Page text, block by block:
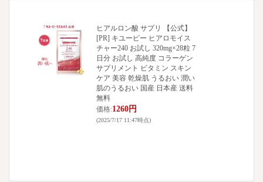
ヒアルロン酸 サプリ 【公式】
[PR] キユーピー ヒアロモイス
チャー240 お試し 320mg×28粒 7
日分 お試し 高純度 コラーゲン
サプリメント ビタミン スキン
ケア 美容 乾燥肌 うるおい 潤い
肌のうるおい 国産 日本産 送料
無料
価格:1260円
(2025/7/17 11:47時点)